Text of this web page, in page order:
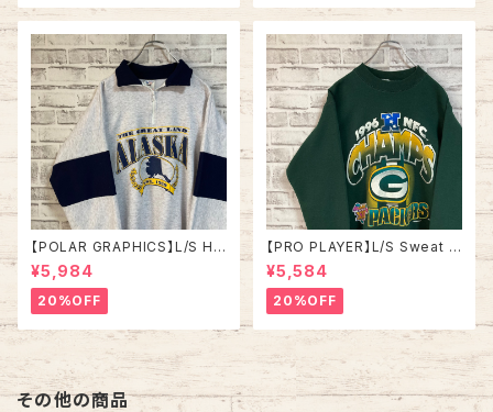
【POLAR GRAPHICS】L/S Hal
fZip Sweat XL Made in US
A 90s “ALASKA” スーベニア
ハーフジップスウェット トレーナ
ー アラスカ お土産モノ vintag
e ヴィンテージ アメリカ USA
¥5,984
20%OFF
【PRO PLAYER】L/S Sweat L
相当 90s Made in USA “PA
CKERS” NFL チームモノ スウ
ェット トレーナー USA製 チーム
ロゴ 1996 CHAMPS 優勝記念
深緑 アメリカ USA 古着
¥5,584
20%OFF
その他の商品